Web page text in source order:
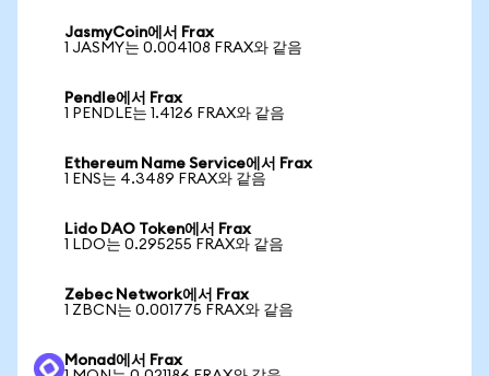
JasmyCoin에서 Frax
1 JASMY는 0.004108 FRAX와 같음
Pendle에서 Frax
1 PENDLE는 1.4126 FRAX와 같음
Ethereum Name Service에서 Frax
1 ENS는 4.3489 FRAX와 같음
Lido DAO Token에서 Frax
1 LDO는 0.295255 FRAX와 같음
Zebec Network에서 Frax
1 ZBCN는 0.001775 FRAX와 같음
Monad에서 Frax